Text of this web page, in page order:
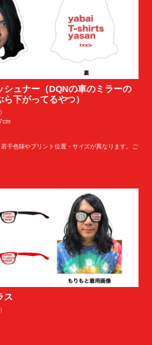
シュナー（DQNの車のミラーの
下がってるやつ）
干色味やプリント位置・サイズが異なります。ご
ス